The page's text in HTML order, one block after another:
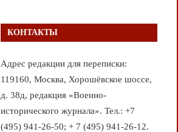
КОНТАКТЫ
Адрес редакции для переписки:
119160, Москва, Хорошёвское шоссе,
д. 38д, редакция «Военно-
исторического журнала». Тел.: +7
(495) 941-26-50; + 7 (495) 941-26-12.